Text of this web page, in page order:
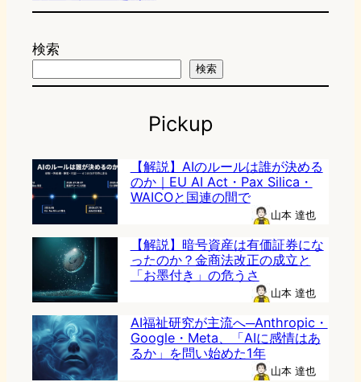
検索
検索
Pickup
【解説】AIのルールは誰が決める
のか｜EU AI Act・Pax Silica・
WAICOと国連の間で
山本 達也
【解説】暗号資産は有価証券にな
ったのか？金商法改正の成立と
「お墨付き」の危うさ
山本 達也
AI福祉研究が主流へ─Anthropic・
Google・Meta、「AIに感情はあ
るか」を問い始めた1年
山本 達也